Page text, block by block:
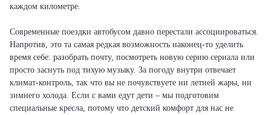
каждом километре.
Современные поездки автобусом давно перестали ассоциироваться.
Напротив, это та самая редкая возможность наконец-то уделить
время себе: разобрать почту, посмотреть новую серию сериала или
просто заснуть под тихую музыку. За погоду внутри отвечает
климат-контроль, так что вы не почувствуете ни летней жары, ни
зимнего холода. Если с вами едут дети – мы подготовим
специальные кресла, потому что детский комфорт для нас не